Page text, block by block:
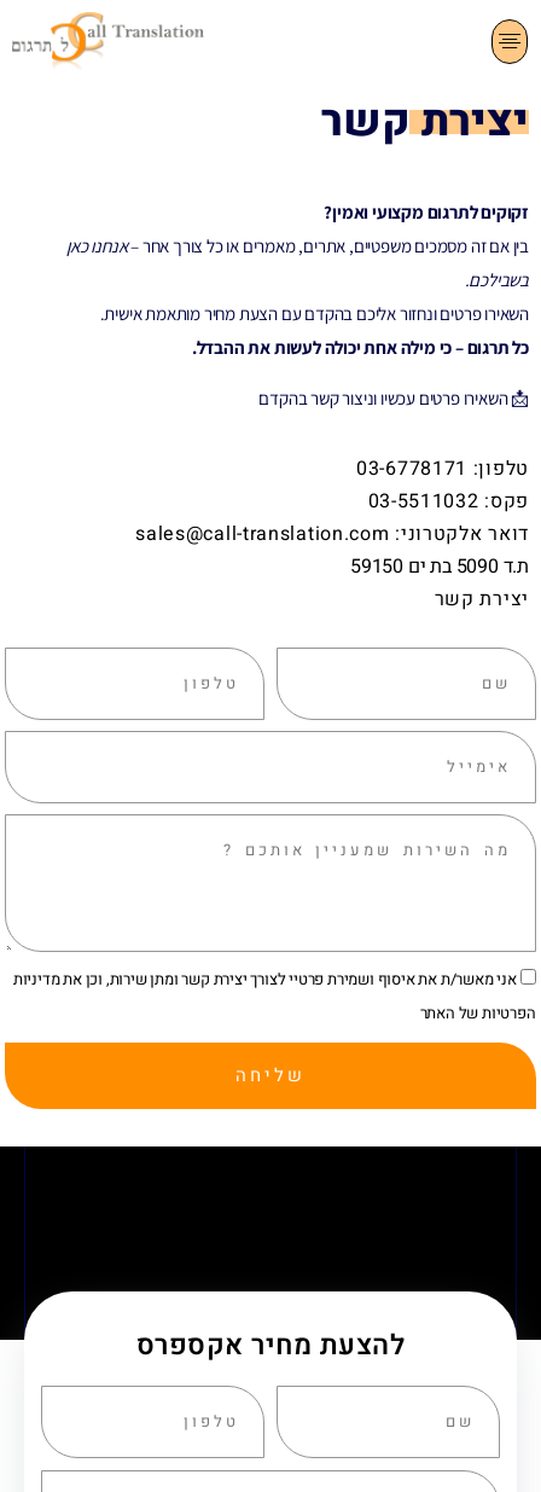
יצירת קשר
זקוקים לתרגום מקצועי ואמין?
בין אם זה מסמכים משפטיים, אתרים, מאמרים או כל צורך אחר –אנחנו כאן
בשבילכם.
השאירו פרטים ונחזור אליכם בהקדם עם הצעת מחיר מותאמת אישית.
כל תרגום – כי מילה אחת יכולה לעשות את ההבדל.
📩 השאירו פרטים עכשיו וניצור קשר בהקדם
טלפון: 03-6778171
פקס: 03-5511032
דואר אלקטרוני: sales@call-translation.com
ת.ד 5090 בת ים 59150
יצירת קשר
אני מאשר/ת את איסוף ושמירת פרטיי לצורך יצירת קשר ומתן שירות, וכן את מדיניות
הפרטיות של האתר
שליחה
להצעת מחיר אקספרס